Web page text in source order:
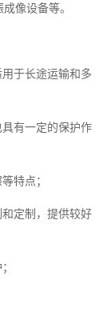
像设备等。
于长途运输和多
有一定的保护作
特点；
定制，提供较好